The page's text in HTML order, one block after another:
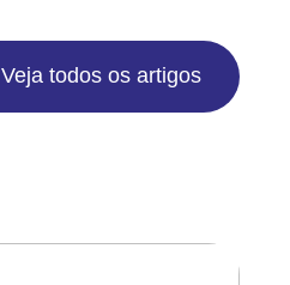
Veja todos os artigos